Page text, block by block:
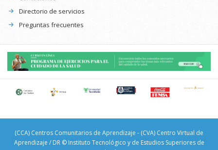
Directorio de servicios
Preguntas frecuentes
(CCA) Centros Comunitarios de Aprendizaje - (CVA) Centro Virtual de
Aprendizaje / DR © Instituto Tecnológico y de Estudios Superiores de